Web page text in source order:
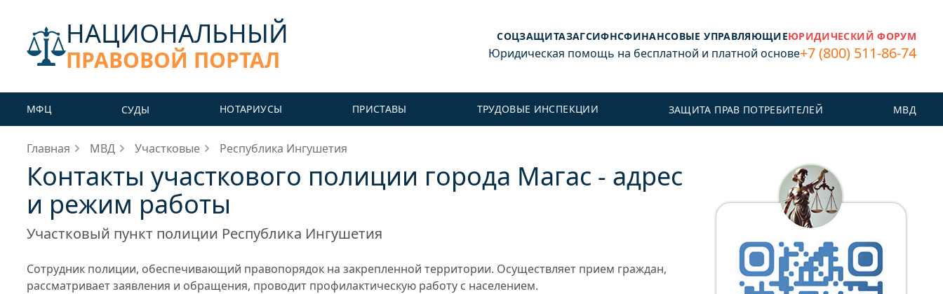
НАЦИОНАЛЬНЫЙ
ПРАВОВОЙ ПОРТАЛ
СОЦЗАЩИТАЗАГСИФНСФИНАНСОВЫЕ УПРАВЛЯЮЩИЕЮРИДИЧЕСКИЙ ФОРУМ
Юридическая помощь на бесплатной и платной основе+7 (800) 511-86-74
МФЦ СУДЫ НОТАРИУСЫ ПРИСТАВЫ ТРУДОВЫЕ ИНСПЕКЦИИ ЗАЩИТА ПРАВ ПОТРЕБИТЕЛЕЙ МВД
Главная МВД Участковые Республика Ингушетия
Контакты участкового полиции города Магас - адрес
и режим работы
Участковый пункт полиции Республика Ингушетия
Сотрудник полиции, обеспечивающий правопорядок на закрепленной территории. Осуществляет прием граждан,
рассматривает заявления и обращения, проводит профилактическую работу с населением.